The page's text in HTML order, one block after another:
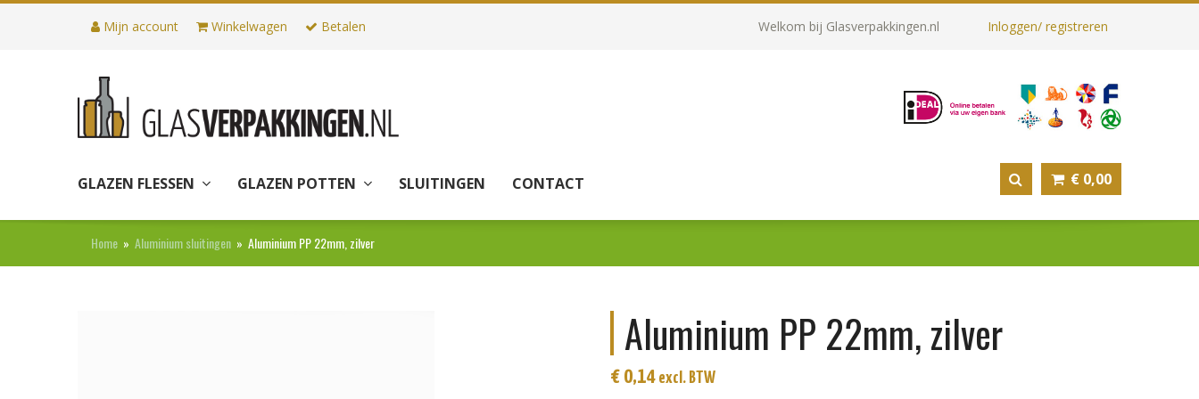
Mijn account Winkelwagen Betalen Welkom bij Glasverpakkingen.nl Inloggen/ registreren
GLAZEN FLESSEN GLAZEN POTTEN SLUITINGEN CONTACT € 0,00
Home » Aluminium sluitingen » Aluminium PP 22mm, zilver
Aluminium PP 22mm, zilver
€0,14 excl. BTW